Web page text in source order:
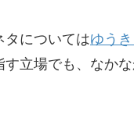
タについてはゆう
す立場でも、なか